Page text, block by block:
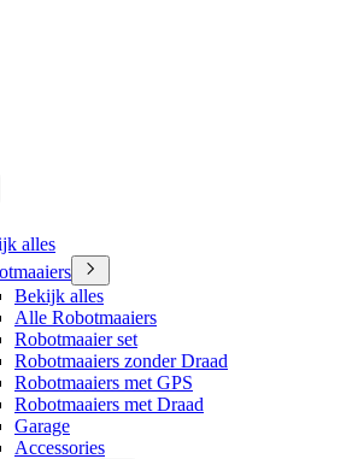
alles
Bekijk alles
Alle Robotmaaiers
Robotmaaier set
Robotmaaiers zonder Draad
Robotmaaiers met GPS
Robotmaaiers met Draad
Garage
Accessories